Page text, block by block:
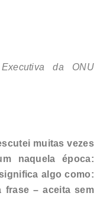
da ONU
muitas vezes
naquela época:
algo como:
frase – aceita sem